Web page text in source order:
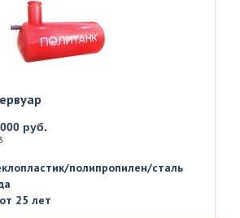
руб.
полипропилен/сталь
от 25 лет